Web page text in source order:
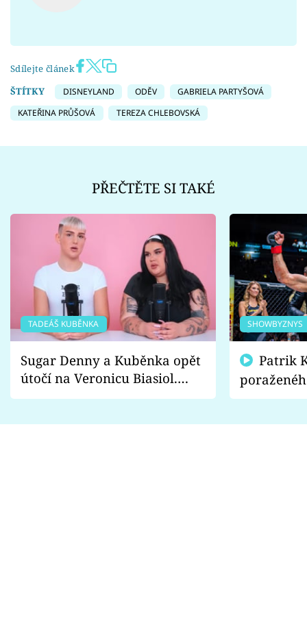
Sdílejte článek
ŠTÍTKY
DISNEYLAND ODĚV
GABRIELA PARTYŠOVÁ
KATEŘINA PRŮŠOVÁ
TEREZA CHLEBOVSKÁ
PŘEČTĚTE SI TAKÉ
TADEÁŠ KUBĚNKA
Sugar Denny a Kuběnka opět
útočí na Veronicu Biasiol.
Proč je podle nich falešná a
SHOWBYZNYS
fanoušci